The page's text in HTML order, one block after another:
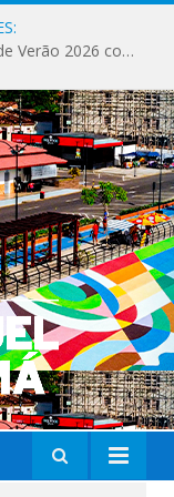
São Miguel do Guamá encerra os Jogos de Verão 2026 com sucesso de público e competições.